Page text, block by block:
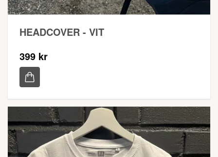
HEADCOVER - VIT
399 kr